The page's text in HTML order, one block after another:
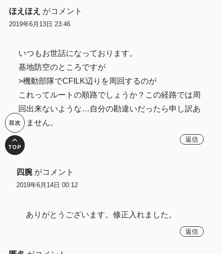
ほえほえ がコメント
2019年6月13日 23:46
いつもお世話になっております。
基地防空のところですが
>機動部隊でCFILK辺りを周回するのが
これってルートの順路でしょうか？この経路では周
回出来ないような…自分の勘違いだったら申し訳あ
りません。
返信
四腕 がコメント
2019年6月14日 00:12
ありがとうございます。修正入れました。
返信